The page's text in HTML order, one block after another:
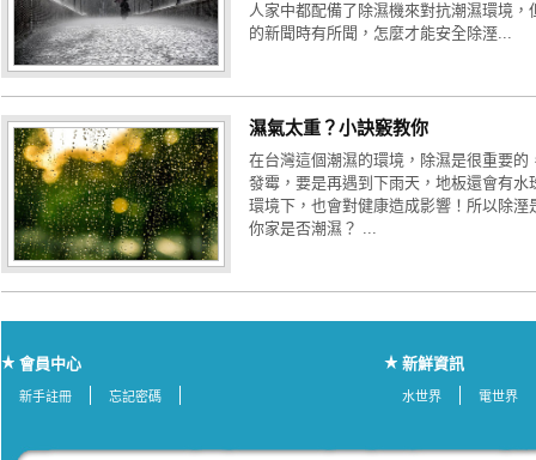
人家中都配備了除濕機來對抗潮濕環境，
的新聞時有所聞，怎麼才能安全除溼...
濕氣太重？小訣竅教你
在台灣這個潮濕的環境，除濕是很重要的
發霉，要是再遇到下雨天，地板還會有水
環境下，也會對健康造成影響！所以除
你家是否潮濕？ ...
會員中心
新手註冊 忘記密碼
新鮮資訊
水世界 電世界